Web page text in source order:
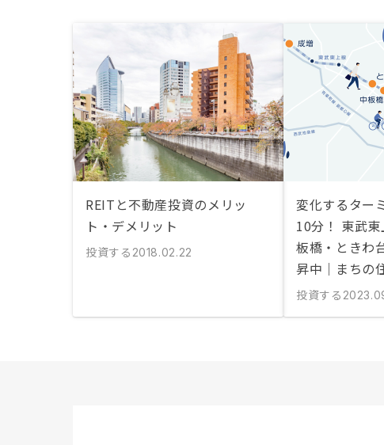
REITと不動産投資のメリッ
ト・デメリット
投資する 2018.02.22
変化するター
10分！ 東武
板橋・ときわ
昇中｜まちの
投資する